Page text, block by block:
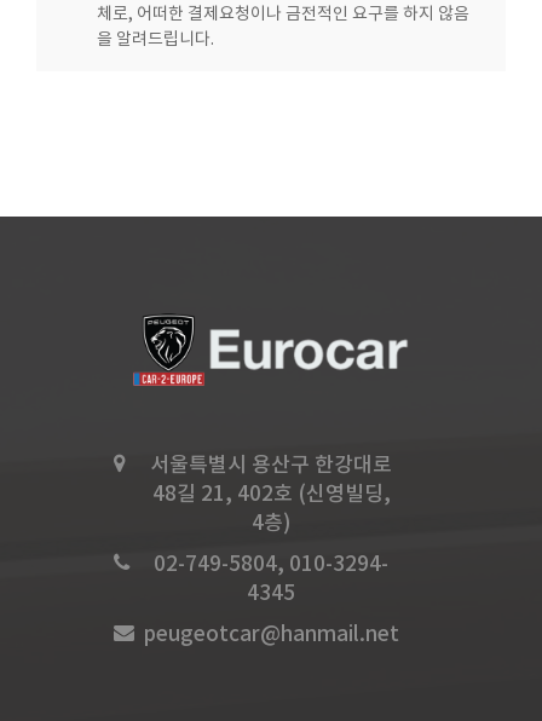
체로, 어떠한 결제요청이나 금전적인 요구를 하지 않음
을 알려드립니다.
서울특별시 용산구 한강대로
48길 21, 402호 (신영빌딩,
4층)
02-749-5804, 010-3294-
4345
peugeotcar@hanmail.net